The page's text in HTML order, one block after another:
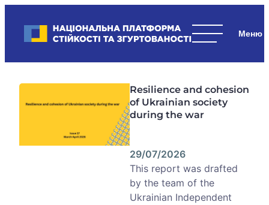
content
Національна платформа стійкості та згуртованості
стратегічні
стійкість
суспільства,
Resilience and cohesion
of Ukrainian society
during the war
29/07/2026
This report was drafted
by the team of the
Ukrainian Independent